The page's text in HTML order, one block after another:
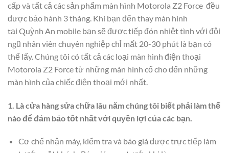
cấp và tất cả các sản phẩm màn hình Motorola Z2 Force đều
được bảo hành 3 tháng. Khi bạn đến thay màn hình
tại Quỳnh An mobile bạn sẽ được tiếp đón nhiệt tình với đội
ngũ nhân viên chuyên nghiệp chỉ mất 20-30 phút là bạn có
thể lấy. Chúng tôi có tất cả các loại màn hình điện thoại
Motorola Z2 Force từ những màn hình cổ cho đến những
màn hình của chiếc điện thoại mới nhất.
1. Là cửa hàng sửa chữa lâu năm chúng tôi biết phải làm thế
nào để đảm bảo tốt nhất với quyền lợi của các bạn.
Cơ chế nhận máy, kiểm tra và báo giá được trực tiếp làm